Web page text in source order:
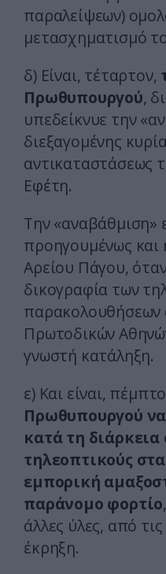
παραλείψεων)
μετασχηματισμό
δ) Είναι, τέταρτον,
Πρωθυπουργού,
υπεδείκνυε την
διεξαγομένης
αντικαταστάσεως
Εφέτη.
Την «αναβάθμιση»
προηγουμένως και
Αρείου Πάγου,
δικογραφία των
παρακολουθήσεων
Πρωτοδικών
γνωστή κατάληξη.
ε) Και είναι,
Πρωθυπουργού
κατά τη
τηλεοπτικούς
εμπορική
παράνομο φορτίο
άλλες ύλες, από
έκρηξη.